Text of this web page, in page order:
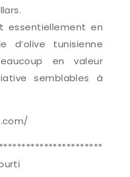
essentiellement en
d’olive tunisienne
en valeur
semblables à